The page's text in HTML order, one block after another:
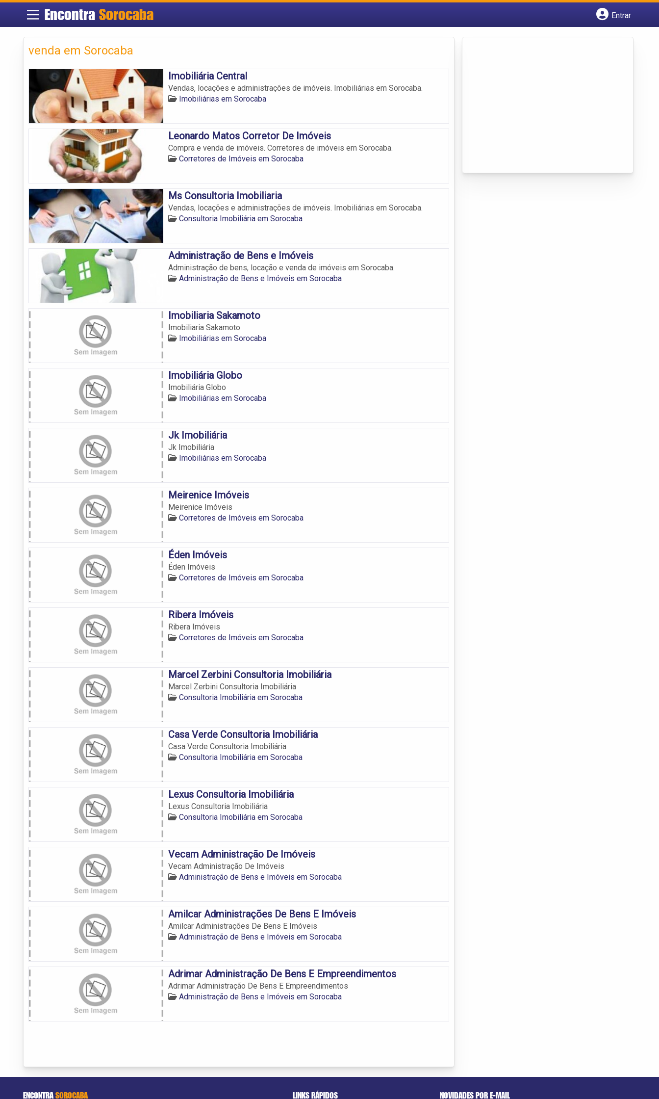
Encontra Sorocaba
Entrar
venda em Sorocaba
Imobiliária Central
Vendas, locações e administrações de imóveis. Imobiliárias em Sorocaba.
Imobiliárias em Sorocaba
Leonardo Matos Corretor De Imóveis
Compra e venda de imóveis. Corretores de imóveis em Sorocaba.
Corretores de Imóveis em Sorocaba
Ms Consultoria Imobiliaria
Vendas, locações e administrações de imóveis. Imobiliárias em Sorocaba.
Consultoria Imobiliária em Sorocaba
Administração de Bens e Imóveis
Administração de bens, locação e venda de imóveis em Sorocaba.
Administração de Bens e Imóveis em Sorocaba
Imobiliaria Sakamoto
Imobiliaria Sakamoto
Imobiliárias em Sorocaba
Imobiliária Globo
Imobiliária Globo
Imobiliárias em Sorocaba
Jk Imobiliária
Jk Imobiliária
Imobiliárias em Sorocaba
Meirenice Imóveis
Meirenice Imóveis
Corretores de Imóveis em Sorocaba
Éden Imóveis
Éden Imóveis
Corretores de Imóveis em Sorocaba
Ribera Imóveis
Ribera Imóveis
Corretores de Imóveis em Sorocaba
Marcel Zerbini Consultoria Imobiliária
Marcel Zerbini Consultoria Imobiliária
Consultoria Imobiliária em Sorocaba
Casa Verde Consultoria Imobiliária
Casa Verde Consultoria Imobiliária
Consultoria Imobiliária em Sorocaba
Lexus Consultoria Imobiliária
Lexus Consultoria Imobiliária
Consultoria Imobiliária em Sorocaba
Vecam Administração De Imóveis
Vecam Administração De Imóveis
Administração de Bens e Imóveis em Sorocaba
Amilcar Administrações De Bens E Imóveis
Amilcar Administrações De Bens E Imóveis
Administração de Bens e Imóveis em Sorocaba
Adrimar Administração De Bens E Empreendimentos
Adrimar Administração De Bens E Empreendimentos
Administração de Bens e Imóveis em Sorocaba
ENCONTRASOROCABA LINKS RÁPIDOS NOVIDADES POR E-MAIL